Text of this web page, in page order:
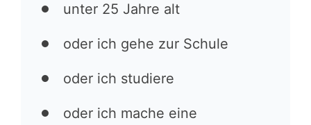
unter 25 Jahre alt
oder ich gehe zur Schule
oder ich studiere
oder ich mache eine